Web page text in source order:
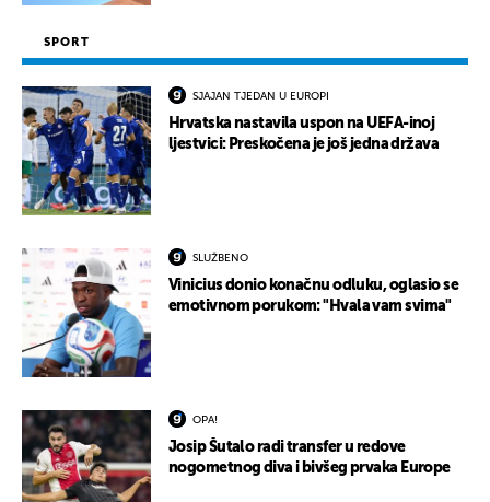
SPORT
SJAJAN TJEDAN U EUROPI
Hrvatska nastavila uspon na UEFA-inoj
ljestvici: Preskočena je još jedna država
SLUŽBENO
Vinicius donio konačnu odluku, oglasio se
emotivnom porukom: "Hvala vam svima"
OPA!
Josip Šutalo radi transfer u redove
nogometnog diva i bivšeg prvaka Europe